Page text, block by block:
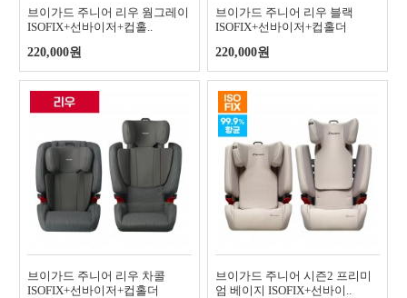
브이가드 주니어 리우 웜그레이
ISOFIX+선바이저+컵홀..
220,000원
브이가드 주니어 리우 블랙
ISOFIX+선바이저+컵홀더
220,000원
브이가드 주니어 리우 차콜
ISOFIX+선바이저+컵홀더
브이가드 주니어 시즌2 프리미
엄 베이지 ISOFIX+선바이..